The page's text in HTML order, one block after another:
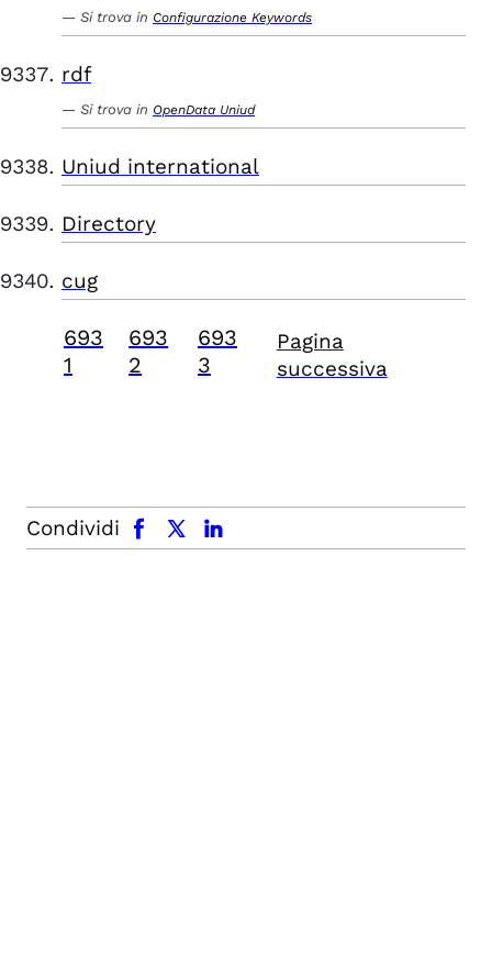
Si trova in Configurazione Keywords
rdf
Si trova in OpenData Uniud
Uniud international
Directory
cug
693
1
693
2
693
3
Pagina
successiva
Condividi
facebook x.com linkedin